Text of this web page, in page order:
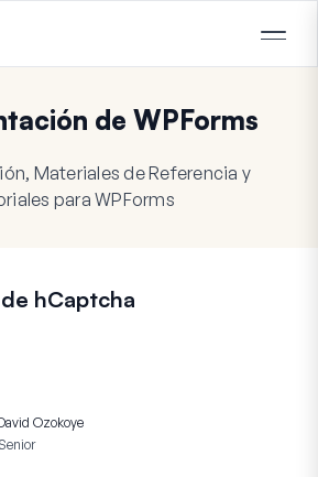
de WPForms
Materiales de Referencia y
para WPForms
hCaptcha
Ozokoye